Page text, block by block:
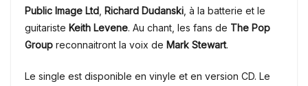
Public Image Ltd Richard Dudanski , à la batterie et le
guitariste Keith Levene. Au chant, les fans de The Pop
Group reconnaitront la voix de Mark Stewart.
Le single est disponible en vinyle et en version CD. Le